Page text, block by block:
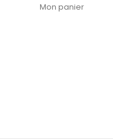
Mon panier